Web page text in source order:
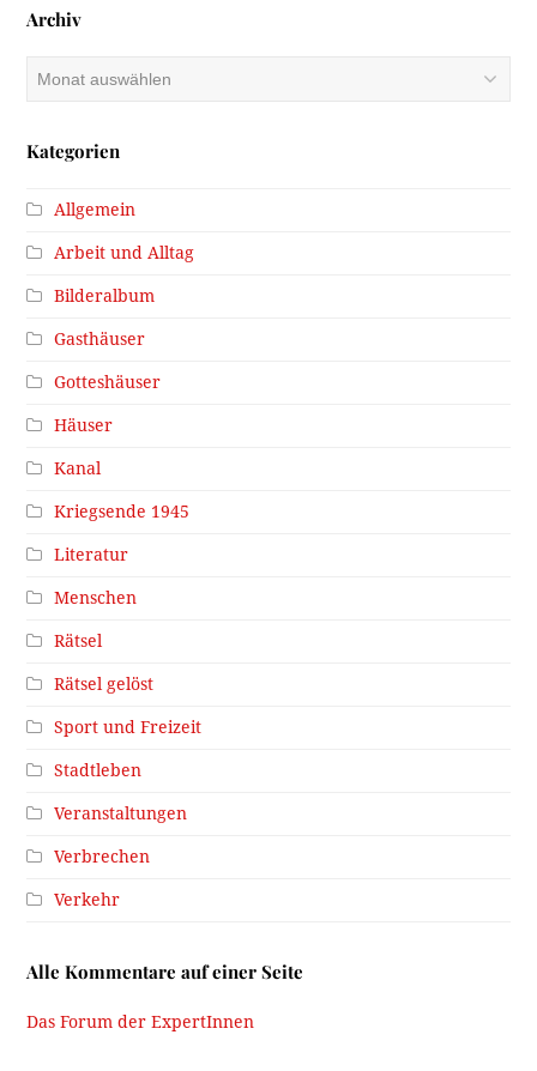
Archiv
Kategorien
Allgemein
Arbeit und Alltag
Bilderalbum
Gasthäuser
Gotteshäuser
Häuser
Kanal
Kriegsende 1945
Literatur
Menschen
Rätsel
Rätsel gelöst
Sport und Freizeit
Stadtleben
Veranstaltungen
Verbrechen
Verkehr
Alle Kommentare auf einer Seite
Das Forum der ExpertInnen